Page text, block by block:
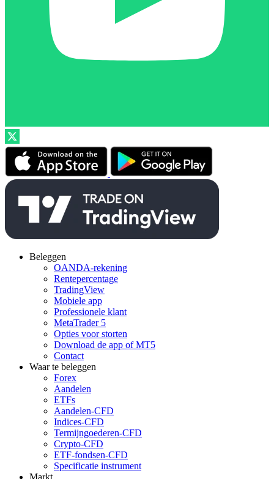
Beleggen
OANDA-rekening
Rentepercentage
TradingView
Mobiele app
Professionele klant
MetaTrader 5
Opties voor storten
Download de app of MT5
Contact
Waar te beleggen
Forex
Aandelen
ETFs
Aandelen-CFD
Indices-CFD
Termijngoederen-CFD
Crypto-CFD
ETF-fondsen-CFD
Specificatie instrument
Markt